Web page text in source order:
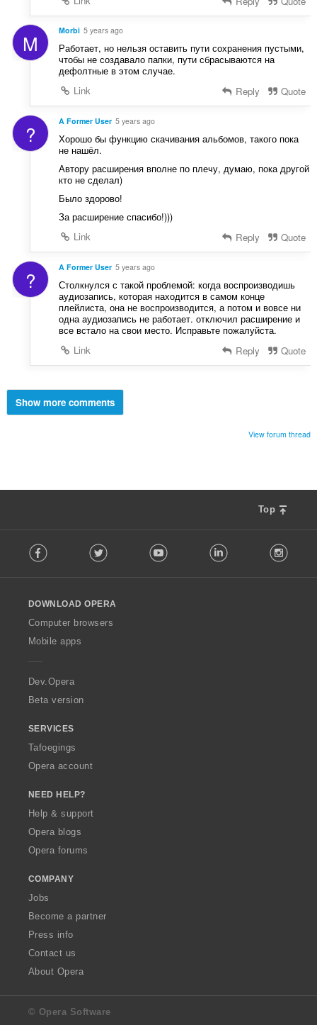
M Morbi 5 years ago
Работает, но нельзя оставить пути сохранения пустыми,
чтобы не создавало папки, пути сбрасываются на
дефолтные в этом случае.
Link
Reply Quote
? A Former User 5 years ago
Хорошо бы функцию скачивания альбомов, такого пока
не нашёл.
Автору расширения вполне по плечу, думаю, пока другой
кто не сделал)
Было здорово!
За расширение спасибо!)))
Link
Reply Quote
? A Former User 5 years ago
Столкнулся с такой проблемой: когда воспроизводишь
аудиозапись, которая находится в самом конце
плейлиста, она не воспроизводится, а потом и вовсе ни
одна аудиозапись не работает. отключил расширение и
все встало на свои место. Исправьте пожалуйста.
Link
Reply Quote
Show more comments
View forum thread
Top
o
w
O
p
a
Facebook Twitter Youtube LinkedIn
DOWNLOAD OPERA
Computer browsers
Mobile apps
Dev.Opera
Beta version
SERVICES
Tafoegings
Opera account
NEED HELP?
Help & support
Opera blogs
Opera forums
COMPANY
Jobs
Become a partner
Press info
Contact us
About Opera
© Opera Software